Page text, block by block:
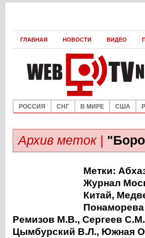
ГЛАВНАЯ НОВОСТИ ВИДЕО
РОССИЯ СНГ В МИРЕ США
Архив меток |
Метки:
Журнал
Китай,
Понаморева
Ремизов М.В., Сергеев С.М.
Цымбурский В.Л., Южная